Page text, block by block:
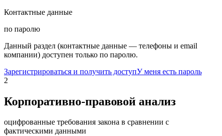
Контактные данные
по паролю
Данный раздел (контактные данные — телефоны и email
компании) доступен только по паролю.
Зарегистрироваться и получить доступУ меня есть пароль
2
Корпоративно-правовой анализ
оцифрованные требования закона в сравнении с
фактическими данными